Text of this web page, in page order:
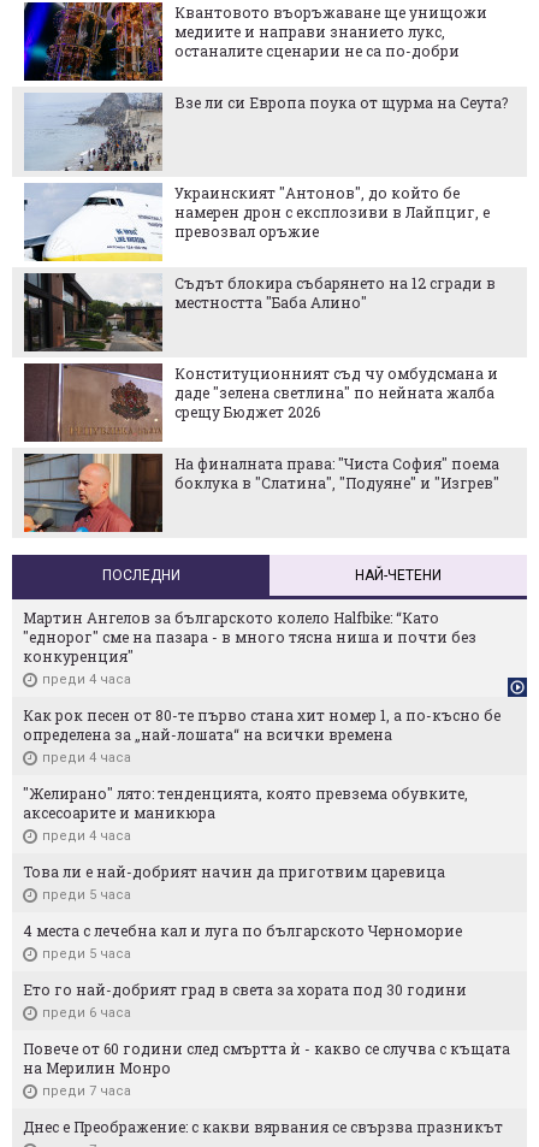
Квантовото въоръжаване ще унищожи
медиите и направи знанието лукс,
останалите сценарии не са по-добри
Взе ли си Европа поука от щурма на Сеута?
Украинският "Антонов", до който бе
намерен дрон с експлозиви в Лайпциг, е
превозвал оръжие
Съдът блокира събарянето на 12 сгради в
местността "Баба Алино"
Конституционният съд чу омбудсмана и
даде "зелена светлина" по нейната жалба
срещу Бюджет 2026
На финалната права: "Чиста София" поема
боклука в "Слатина", "Подуяне" и "Изгрев"
ПОСЛЕДНИ НАЙ-ЧЕТЕНИ
Мартин Ангелов за българското колело Halfbike: “Като
"еднорог" сме на пазара - в много тясна ниша и почти без
конкуренция"
преди 4 часа
Как рок песен от 80-те първо стана хит номер 1, а по-късно бе
определена за „най-лошата“ на всички времена
преди 4 часа
"Желирано" лято: тенденцията, която превзема обувките,
аксесоарите и маникюра
преди 4 часа
Това ли е най-добрият начин да приготвим царевица
преди 5 часа
4 места с лечебна кал и луга по българското Черноморие
преди 5 часа
Ето го най-добрият град в света за хората под 30 години
преди 6 часа
Повече от 60 години след смъртта ѝ - какво се случва с къщата
на Мерилин Монро
преди 7 часа
Днес е Преображение: с какви вярвания се свързва празникът